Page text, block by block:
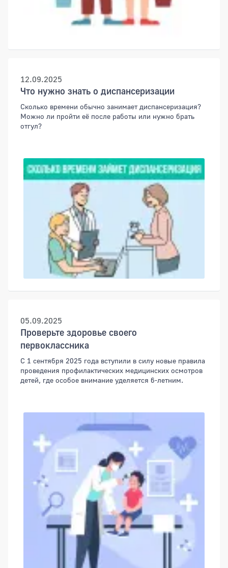
12.09.2025
Что нужно знать о диспансеризации
Сколько времени обычно занимает диспансеризация?
Можно ли пройти её после работы или нужно брать
отгул?
05.09.2025
Проверьте здоровье своего
первоклассника
С 1 сентября 2025 года вступили в силу новые правила
проведения профилактических медицинских осмотров
детей, где особое внимание уделяется 6-летним.